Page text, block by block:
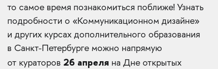
то самое время познакомиться поближе! Узнать
подробности о «Коммуникационном дизайне»
и других курсах дополнительного образования
в Санкт-Петербурге можно напрямую
от кураторов 26 апреля на Дне открытых